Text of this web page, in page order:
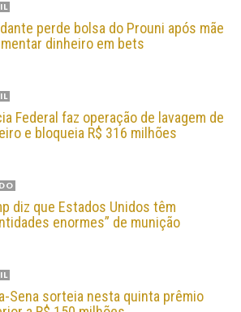
perde bolsa do Prouni após mãe
dinheiro em bets
Federal faz operação de lavagem de
e bloqueia R$ 316 milhões
diz que Estados Unidos têm
enormes” de munição
Sena sorteia nesta quinta prêmio